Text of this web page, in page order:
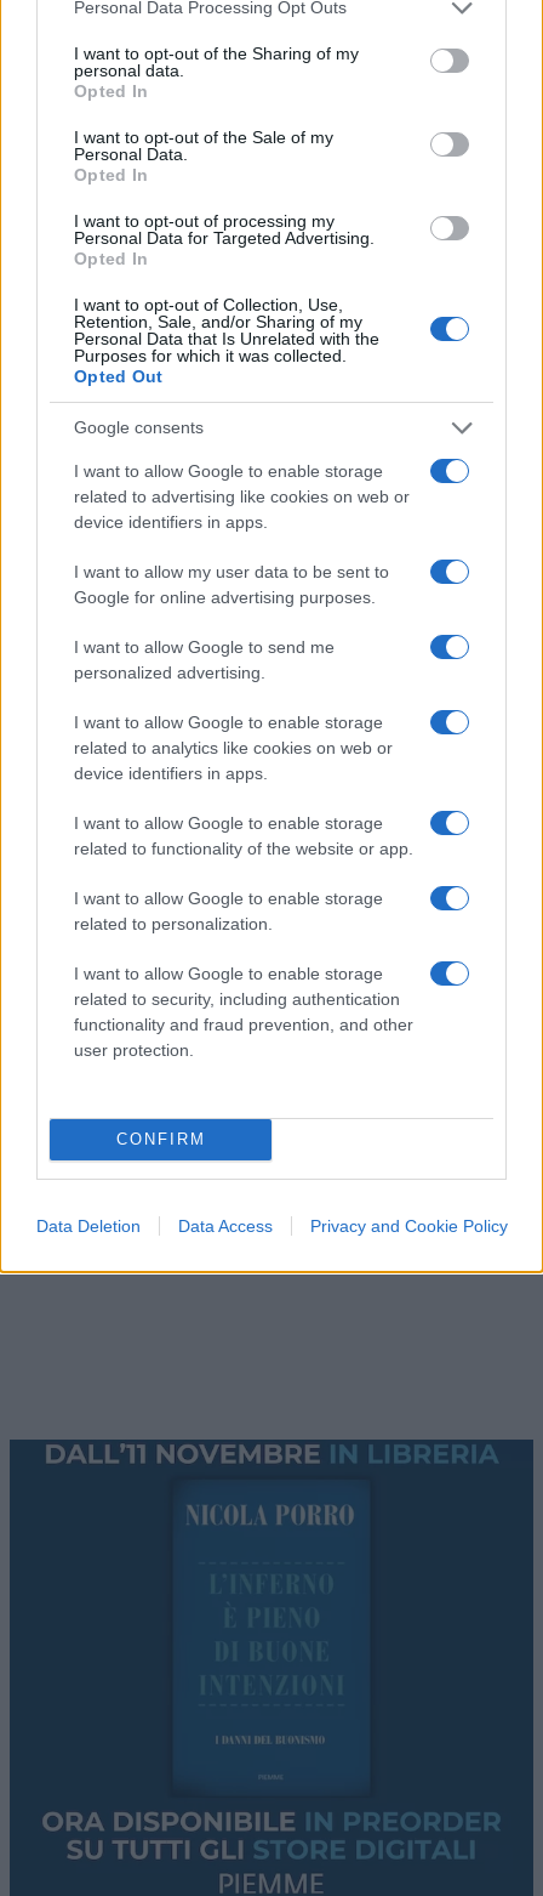
Personal Data Processing Opt Outs
I want to opt-out of the Sharing of my
personal data.
Opted In
I want to opt-out of the Sale of my
Personal Data.
Opted In
I want to opt-out of processing my
Personal Data for Targeted Advertising.
Opted In
I want to opt-out of Collection, Use,
Retention, Sale, and/or Sharing of my
Personal Data that Is Unrelated with the
Purposes for which it was collected.
Opted Out
Google consents
I want to allow Google to enable storage
related to advertising like cookies on web or
device identifiers in apps.
I want to allow my user data to be sent to
Google for online advertising purposes.
I want to allow Google to send me
personalized advertising.
I want to allow Google to enable storage
related to analytics like cookies on web or
device identifiers in apps.
I want to allow Google to enable storage
related to functionality of the website or app.
I want to allow Google to enable storage
related to personalization.
I want to allow Google to enable storage
related to security, including authentication
functionality and fraud prevention, and other
user protection.
CONFIRM
Data Deletion Data Access Privacy and Cookie Policy
SEDUTE SATIRICHE
Vai all'archivio delle vignette
IL PIÙ LETTO DEL MESE
Meloni aveva ragione: "I marocchini di Ceuta